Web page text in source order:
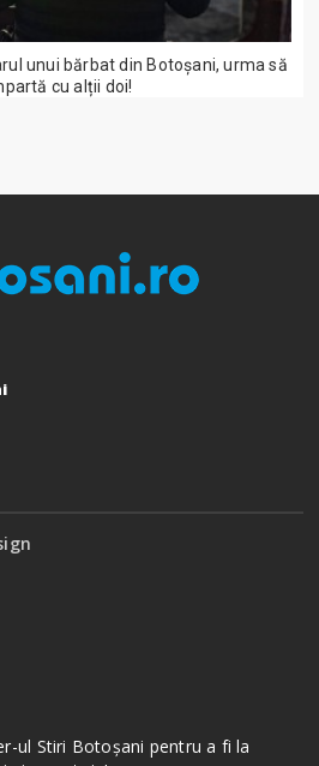
unui bărbat din Botoșani, urma să
cu alții doi!
ul Stiri Botoșani pentru a fi la